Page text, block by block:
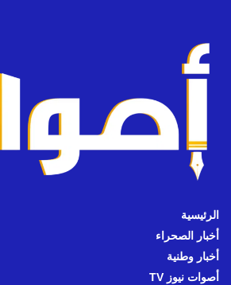
الرئيسية
أخبار الصحراء
أخبار وطنية
أصوات نيوز TV